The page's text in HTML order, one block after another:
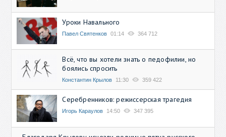
Уроки Навального
Павел Святенков 01:14 364 712
Всё, что вы хотели знать о педофилии, но
боялись спросить
Константин Крылов 11:30 359 422
Серебренников: режиссерская трагедия
Игорь Караулов 14:50 347 395